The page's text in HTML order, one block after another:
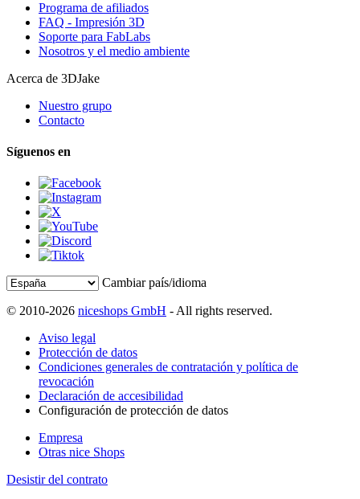
Programa de afiliados
FAQ - Impresión 3D
Soporte para FabLabs
Nosotros y el medio ambiente
Acerca de 3DJake
Nuestro grupo
Contacto
Síguenos en
Cambiar país/idioma
© 2010-2026 niceshops GmbH - All rights reserved.
Aviso legal
Protección de datos
Condiciones generales de contratación y política de
revocación
Declaración de accesibilidad
Configuración de protección de datos
Empresa
Otras nice Shops
Desistir del contrato